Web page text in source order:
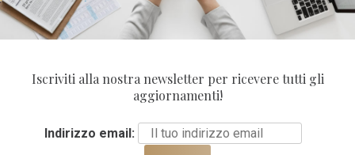
Iscriviti alla nostra newsletter per ricevere tutti gli
aggiornamenti!
Indirizzo email: